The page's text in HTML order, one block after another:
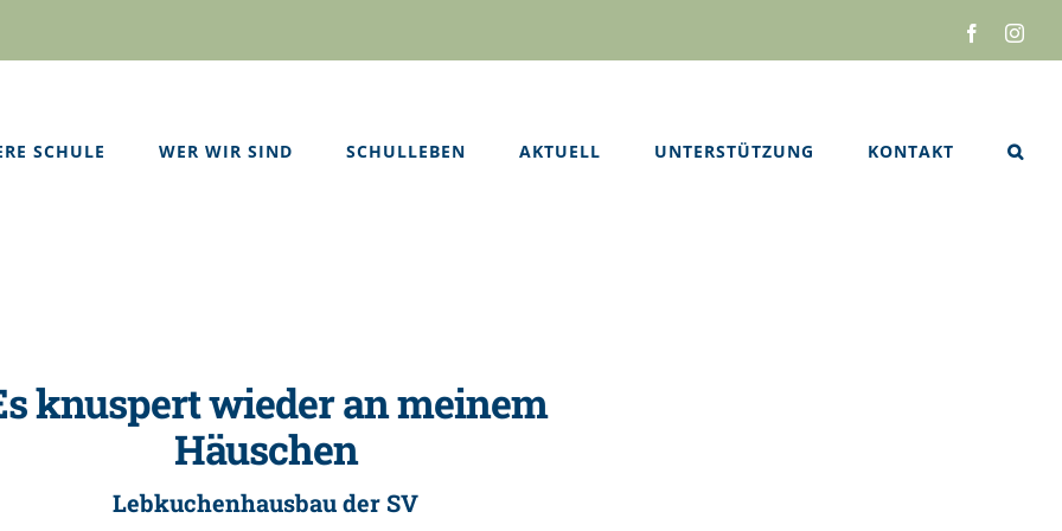
Facebook
SCHULE WER WIR SIND SCHULLEBEN AKTUELL UNTERSTÜTZUNG KONTAKT
knuspert wieder an meinem
Häuschen
Lebkuchenhausbau der SV